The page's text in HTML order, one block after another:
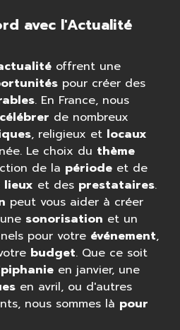
avec l'Actualité
offrent une
pour créer des
. En France, nous
célébrer de nombreux
, religieux et locaux
Le choix du thème
de la périodeet de
lieux et des prestataires.
peut vous aider à créer
sonorisation et un
pour votre événement,
budget. Que ce soit
en janvier, une
en avril, ou d'autres
nous sommes là pour